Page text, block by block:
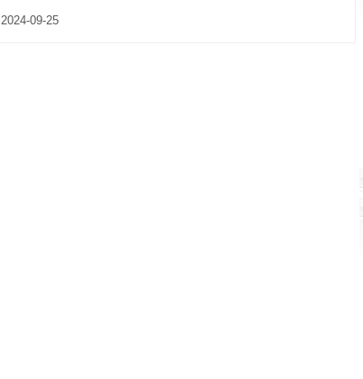
2024-09-25